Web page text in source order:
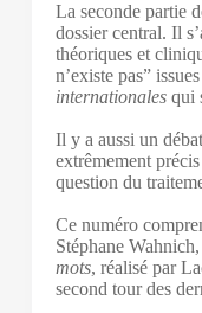
La seconde partie
dossier central. Il
théoriques et
n’existe pas”
internationalesqui
Il y a aussi un
extrêmement
question du
Ce numéro
Stéphane
mots, réalisé par
second tour des